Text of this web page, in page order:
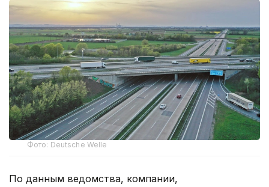
Фото: Deutsche Welle
По данным ведомства, компании,